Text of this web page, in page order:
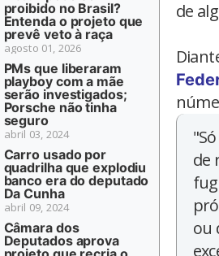
proibido no Brasil?
Entenda o projeto que
prevê veto à raça
agosto 01, 2026
PMs que liberaram
playboy com a mãe
serão investigados;
Porsche não tinha
seguro
abril 03, 2024
Carro usado por
quadrilha que explodiu
banco era do deputado
Da Cunha
abril 09, 2024
Câmara dos
Deputados aprova
de
de
ou